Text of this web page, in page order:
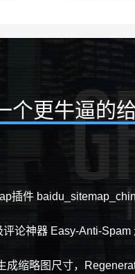
个更牛逼的
插件
论神器 Easy-Anti-Spam
成缩略图尺寸，